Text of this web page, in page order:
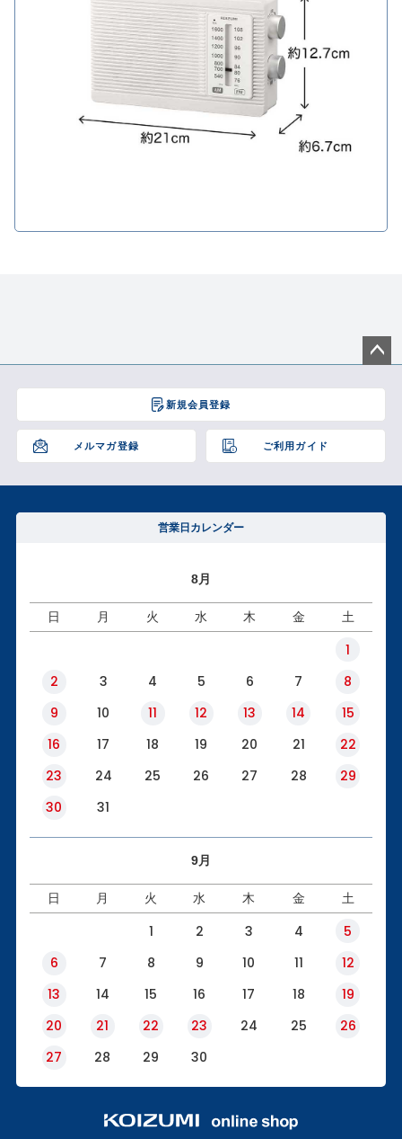
新規会員登録
メルマガ登録 ご利用ガイド
ジト
へ
営業日カレンダー
8月
日 月 火 水 木 金 土
1
2
3 4 5 6 7
8
9
10 11 12 13 14
15
16
17 18 19 20 21
22
23
24 25 26 27 28
29
30
31
9月
日 月 火 水 木 金 土
1 2 3 4
5
6
7 8 9 10 11
12
13
14 15 16 17 18
19
20
21 22 23 24 25
26
27
28 29 30